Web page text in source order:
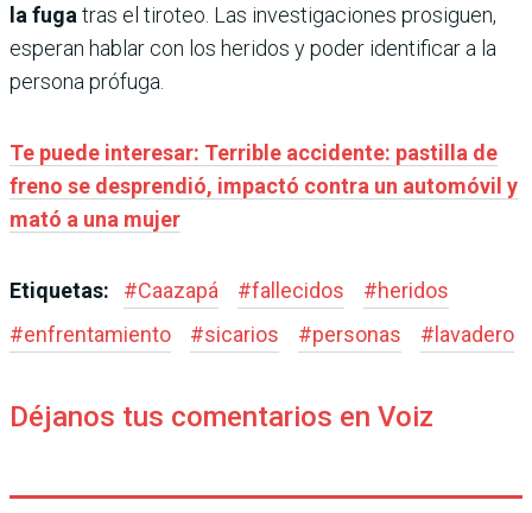
la fuga tras el tiroteo. Las investigaciones prosiguen,
esperan hablar con los heridos y poder identificar a la
persona prófuga.
Te puede interesar: Terrible accidente: pastilla de
freno se desprendió, impactó contra un automóvil y
mató a una mujer
Etiquetas: #Caazapá #fallecidos #heridos
#enfrentamiento #sicarios #personas #lavadero
Déjanos tus comentarios en Voiz